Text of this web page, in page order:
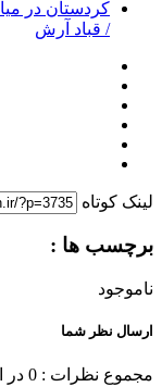
کردستان در
/ قباد آرش
لینک کوتاه
برچسب ها :
ناموجود
ارسال نظر شما
مجموع نظرات : 0 در